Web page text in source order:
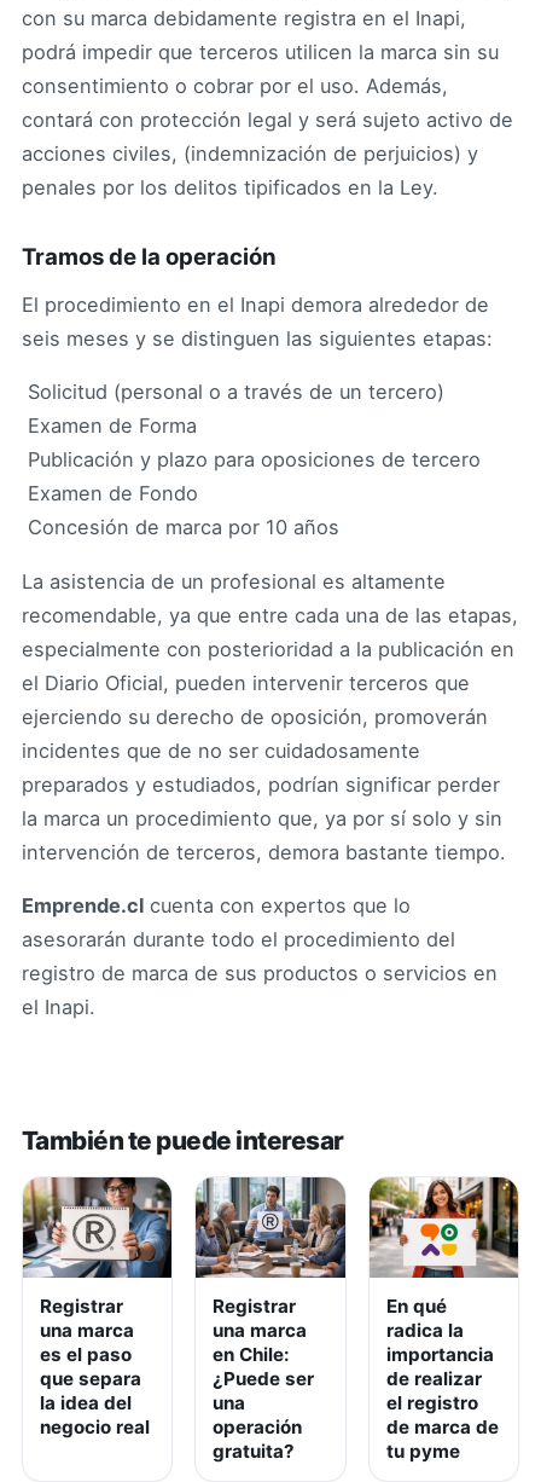
con su marca debidamente registra en el Inapi,
podrá impedir que terceros utilicen la marca sin su
consentimiento o cobrar por el uso. Además,
contará con protección legal y será sujeto activo de
acciones civiles, (indemnización de perjuicios) y
penales por los delitos tipificados en la Ley.
Tramos de la operación
El procedimiento en el Inapi demora alrededor de
seis meses y se distinguen las siguientes etapas:
 Solicitud (personal o a través de un tercero)
 Examen de Forma
 Publicación y plazo para oposiciones de tercero
 Examen de Fondo
 Concesión de marca por 10 años
La asistencia de un profesional es altamente
recomendable, ya que entre cada una de las etapas,
especialmente con posterioridad a la publicación en
el Diario Oficial, pueden intervenir terceros que
ejerciendo su derecho de oposición, promoverán
incidentes que de no ser cuidadosamente
preparados y estudiados, podrían significar perder
la marca un procedimiento que, ya por sí solo y sin
intervención de terceros, demora bastante tiempo.
Emprende.cl cuenta con expertos que lo
asesorarán durante todo el procedimiento del
registro de marca de sus productos o servicios en
el Inapi.
También te puede interesar
Registrar
una marca
es el paso
que separa
la idea del
negocio real
Registrar
una marca
en Chile:
¿Puede ser
una
operación
gratuita?
En qué
radica la
importancia
de realizar
el registro
de marca de
tu pyme